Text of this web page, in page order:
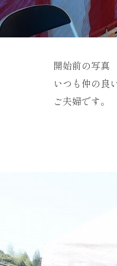
開始前の写真
いつも仲の良
ご夫婦です。